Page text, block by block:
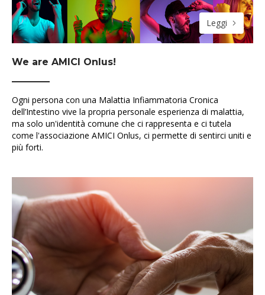
Leggi
We are AMICI Onlus!
Ogni persona con una Malattia Infiammatoria Cronica
dell’Intestino vive la propria personale esperienza di malattia,
ma solo un'identità comune che ci rappresenta e ci tutela
come l'associazione AMICI Onlus, ci permette di sentirci uniti e
più forti.